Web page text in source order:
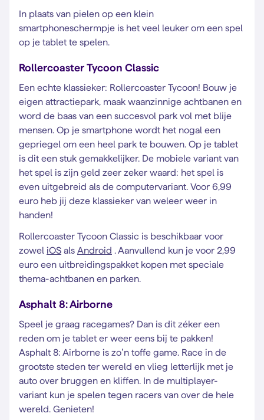
In plaats van pielen op een klein
smartphoneschermpje is het veel leuker om een spel
op je tablet te spelen.
Rollercoaster Tycoon Classic
Een echte klassieker: Rollercoaster Tycoon! Bouw je
eigen attractiepark, maak waanzinnige achtbanen en
word de baas van een succesvol park vol met blije
mensen. Op je smartphone wordt het nogal een
gepriegel om een heel park te bouwen. Op je tablet
is dit een stuk gemakkelijker. De mobiele variant van
het spel is zijn geld zeer zeker waard: het spel is
even uitgebreid als de computervariant. Voor 6,99
euro heb jij deze klassieker van weleer weer in
handen!
Rollercoaster Tycoon Classic is beschikbaar voor
zowel iOS als Android . Aanvullend kun je voor 2,99
euro een uitbreidingspakket kopen met speciale
thema-achtbanen en parken.
Asphalt 8: Airborne
Speel je graag racegames? Dan is dit zéker een
reden om je tablet er weer eens bij te pakken!
Asphalt 8: Airborne is zo’n toffe game. Race in de
grootste steden ter wereld en vlieg letterlijk met je
auto over bruggen en kliffen. In de multiplayer-
variant kun je spelen tegen racers van over de hele
wereld. Genieten!